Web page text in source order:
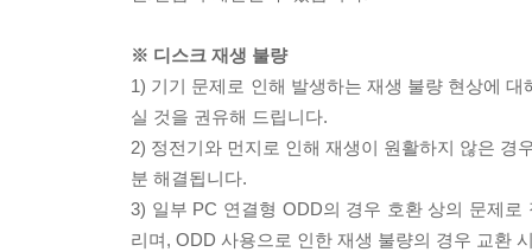
※ 디스크 재생 불량
1) 기기 문제로 인해 발생하는 재생 불량 현상에
실 것을 권유해 드립니다.
2) 정전기와 먼지로 인해 재생이 원활하지 않은 경
분 해결됩니다.
3) 일부 PC 연결형 ODD의 경우 호환 상의 문제
리며, ODD 사용으로 인한 재생 불량의 경우 교환